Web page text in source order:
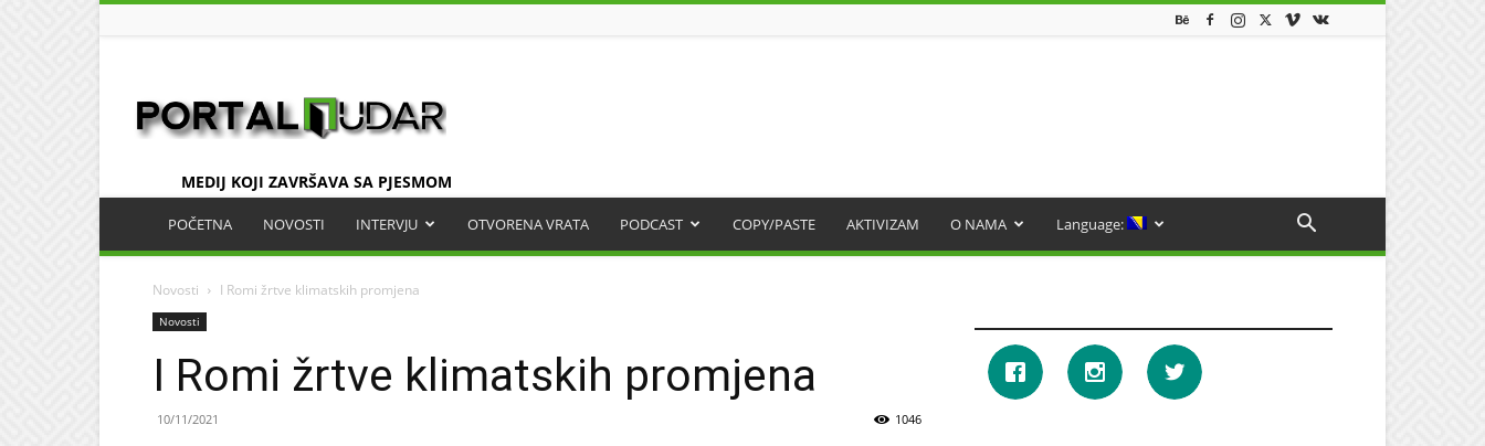
MEDIJ KOJI ZAVRŠAVA SA PJESMOM
POČETNA NOVOSTI INTERVJU OTVORENA VRATA PODCAST COPY/PASTE AKTIVIZAM O NAMA Language:
Novosti I Romi žrtve klimatskih promjena
Novosti
I Romi žrtve klimatskih promjena
10/11/2021 1046